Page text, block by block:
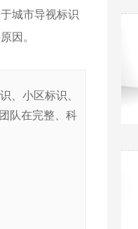
城市导视标识
因。
、小区标识、
队在完整、科